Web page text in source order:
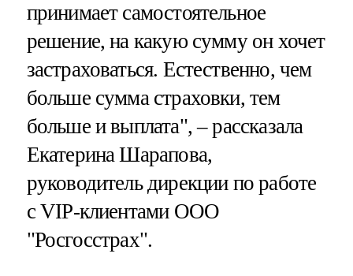
принимает самостоятельное
решение, на какую сумму он хочет
застраховаться. Естественно, чем
больше сумма страховки, тем
больше и выплата", – рассказала
Екатерина Шарапова,
руководитель дирекции по работе
с VIP-клиентами ООО
"Росгосстрах".